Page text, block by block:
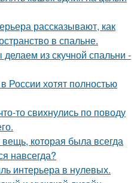
рассказывают, как
в спальне.
из скучной спальни -
России хотят полностью
то свихнулись по поводу
которая была всегда
навсегда?
интерьера в нулевых.